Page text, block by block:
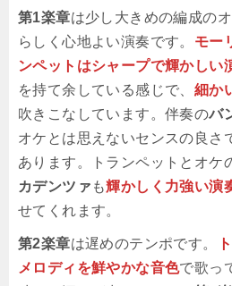
第1楽章は少し大きめの編成の
らしく心地よい演奏です。 モー
ンペットはシャープで輝かしい
を持て余している感じで、 細か
吹きこなしています。伴奏のバ
オケとは思えないセンスの良さ
あります。トランペットとオケ
カデンツァ も輝かしく力強い演
せてくれます。
第2楽章は遅めのテンポです。
メロディを鮮やかな音色で歌っ